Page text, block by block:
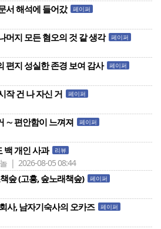
서 해석에 들어갔 페이퍼
머지 모든 혐오의 것 같 생각 페이퍼
편지 성실한 존경 보여 감사 페이퍼
작 건 나 자신 거 페이퍼
∼ 편안함이 느껴져 페이퍼
백 개인 사과 리뷰
| 2026-08-05 08:44
숲 (고흥, 숲노래책숲) 페이퍼
사, 남자기숙사의 오카즈 페이퍼